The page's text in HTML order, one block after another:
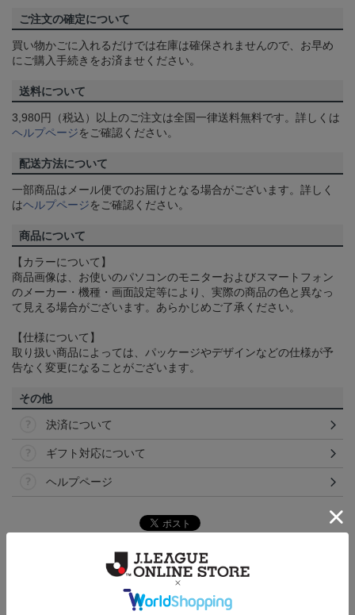
ご注文の確定について
買い物かごに入れるだけでは在庫は確保されませんので、お早め
にご購入手続きをお済ませください。
送料について
3,980円（税込）以上のご注文は全国一律送料無料です。詳しくは
ヘルプページをご確認ください。
配送方法について
一部商品はメール便でのお届けとなる場合がございます。詳しく
はヘルプページをご確認ください。
商品について
【カラーについて】
商品画像は、お使いのパソコンのモニターおよびスマートフォン
のメーカー・機種・画面設定等により、実際の商品の色と異なっ
て見える場合がございます。あらかじめご了承ください。
【仕様について】
取り扱い商品によっては、パッケージやデザインなどの仕様が予
告なく変更になることがございます。
その他
決済について
ギフト対応について
ヘルプページ